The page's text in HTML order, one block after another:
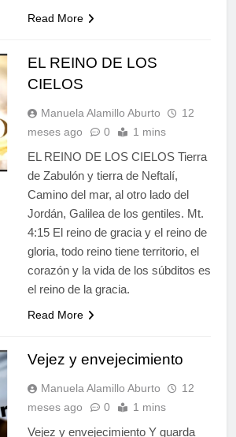
Read More
EL REINO DE LOS
CIELOS
Manuela Alamillo Aburto
12
meses ago
0 1 mins
EL REINO DE LOS CIELOS Tierra
de Zabulón y tierra de Neftalí,
Camino del mar, al otro lado del
Jordán, Galilea de los gentiles. Mt.
4:15 El reino de gracia y el reino de
gloria, todo reino tiene territorio, el
corazón y la vida de los súbditos es
el reino de la gracia.
Read More
Vejez y envejecimiento
Manuela Alamillo Aburto
12
meses ago
0 1 mins
Vejez y envejecimiento Y guarda